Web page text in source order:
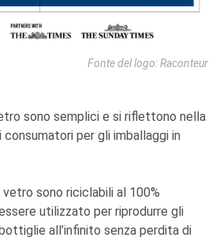
Fonte del logo: Raconteur
sono semplici e si riflettono nella
per gli imballaggi in
sono riciclabili al 100%
utilizzato per riprodurre gli
all’infinito senza perdita di